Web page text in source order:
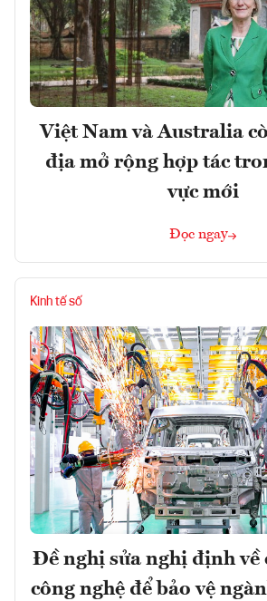
Việt Nam và Australia
địa mở rộng hợp tác
vực mới
Đọc ngay
Kinh tế số
Đề nghị sửa nghị định về
công nghệ để bảo vệ